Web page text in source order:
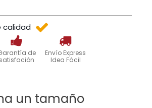
calidad
de
satisfación
Envío Express
Idea Fácil
un tamaño